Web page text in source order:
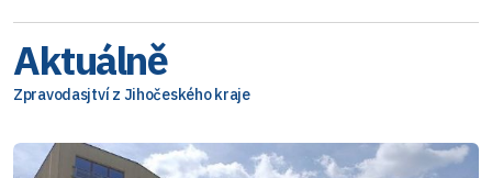
Aktuálně
Zpravodasjtví z Jihočeského kraje